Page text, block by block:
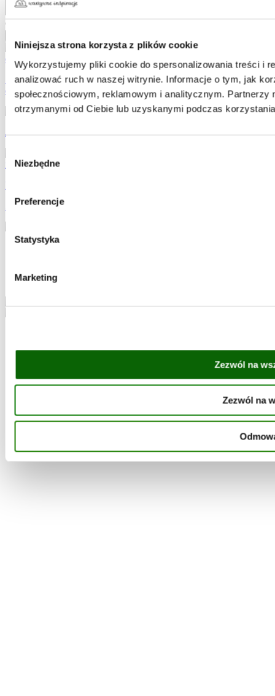
Niniejsza strona korzysta z plików cookie
Wykorzystujemy pliki cookie do spersonalizowania treści i
analizować ruch w naszej witrynie. Informacje o tym, jak
społecznościowym, reklamowym i analitycznym. Partnerzy
otrzymanymi od Ciebie lub uzyskanymi podczas
Wybór
zgody
Niezbędne
Preferencje
Statystyka
Marketing
Zezwól na
Zezwól na
Oceń przepis:
Sałatka z buraków i sałaty radicchio z jogurtowo-makowym
dressingiem
Jajka faszerowane na zielono z awokado i szpinakiem
Muszle z fetą i cieciorką
Zobacz więcej takich przepisów
Kontakt
Bonduelle Polska